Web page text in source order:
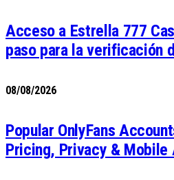
Acceso a Estrella 777
paso para la verificación
08/08/2026
Popular OnlyFans
Pricing, Privacy & Mobile